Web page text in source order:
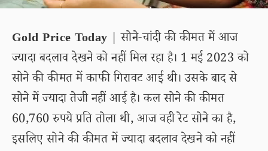
Gold Price Today | सोने-चांदी की कीमत में आज
ज्यादा बदलाव देखने को नहीं मिल रहा है। 1 मई 2023 को
सोने की कीमत में काफी गिरावट आई थी। उसके बाद से
सोने में ज्यादा तेजी नहीं आई है। कल सोने की कीमत
60,760 रुपये प्रति तोला थी, आज वही रेट सोने का है,
इसलिए सोने की कीमत में ज्यादा बदलाव देखने को नहीं